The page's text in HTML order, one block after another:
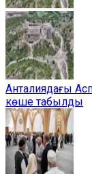
Анталиядағы
көше табылды